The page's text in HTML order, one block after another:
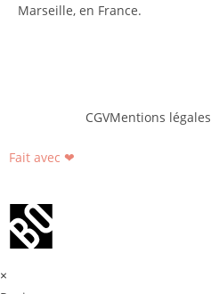
Marseille, en France.
CGVMentions légales
Fait avec ❤
×